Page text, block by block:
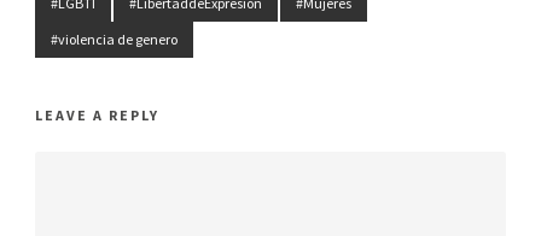
#violencia de genero
LEAVE A REPLY